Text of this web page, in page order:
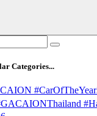
Categories...